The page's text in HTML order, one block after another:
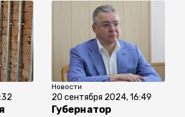
Новости
20 сентября 2024, 16:49
Губернатор